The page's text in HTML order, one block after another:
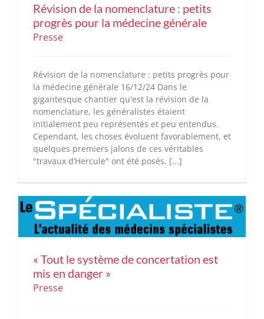
Révision de la nomenclature : petits
progrès pour la médecine générale
Presse
Révision de la nomenclature : petits progrès pour
la médecine générale 16/12/24 Dans le
gigantesque chantier qu'est la révision de la
nomenclature, les généralistes étaient
initialement peu représentés et peu entendus.
Cependant, les choses évoluent favorablement, et
quelques premiers jalons de ces véritables
"travaux d’Hercule" ont été posés. [...]
« Tout le système de concertation est
mis en danger »
Presse